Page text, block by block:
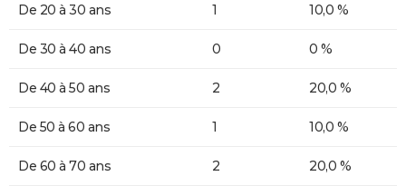
De 20 à 30 ans 1 10,0 %
De 30 à 40 ans 0 0 %
De 40 à 50 ans 2 20,0 %
De 50 à 60 ans 1 10,0 %
De 60 à 70 ans 2 20,0 %